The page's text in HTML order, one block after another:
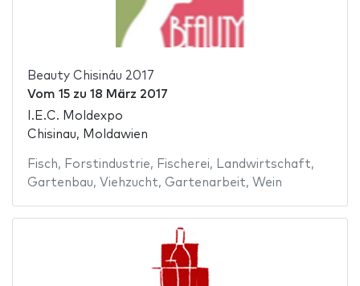
Beauty Chisináu 2017
Vom 15zu 18 März 2017
I.E.C. Moldexpo
Chisinau, Moldawien
Fisch, Forstindustrie, Fischerei, Landwirtschaft,
Gartenbau, Viehzucht, Gartenarbeit, Wein